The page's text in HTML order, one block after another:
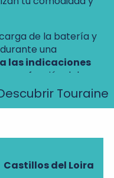
Touraine
Castillos del Loira
de la batería y
una
las indicaciones
en función del
hidratación.
agua
tus recuerdos, una
captar los
riesgos.